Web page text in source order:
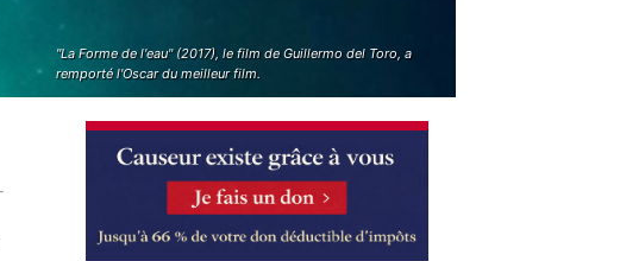
"La Forme de l'eau" (2017), le film de Guillermo del Toro, a
remporté l'Oscar du meilleur film.